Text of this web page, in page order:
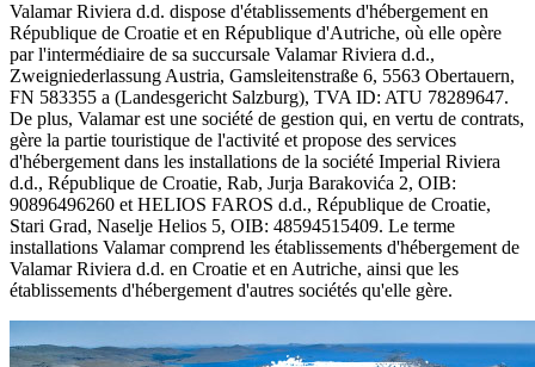
Valamar Riviera d.d. dispose d'établissements d'hébergement en
République de Croatie et en République d'Autriche, où elle opère
par l'intermédiaire de sa succursale Valamar Riviera d.d.,
Zweigniederlassung Austria, Gamsleitenstraße 6, 5563 Obertauern,
FN 583355 a (Landesgericht Salzburg), TVA ID: ATU 78289647.
De plus, Valamar est une société de gestion qui, en vertu de contrats,
gère la partie touristique de l'activité et propose des services
d'hébergement dans les installations de la société Imperial Riviera
d.d., République de Croatie, Rab, Jurja Barakovića 2, OIB:
90896496260 et HELIOS FAROS d.d., République de Croatie,
Stari Grad, Naselje Helios 5, OIB: 48594515409. Le terme
installations Valamar comprend les établissements d'hébergement de
Valamar Riviera d.d. en Croatie et en Autriche, ainsi que les
établissements d'hébergement d'autres sociétés qu'elle gère.